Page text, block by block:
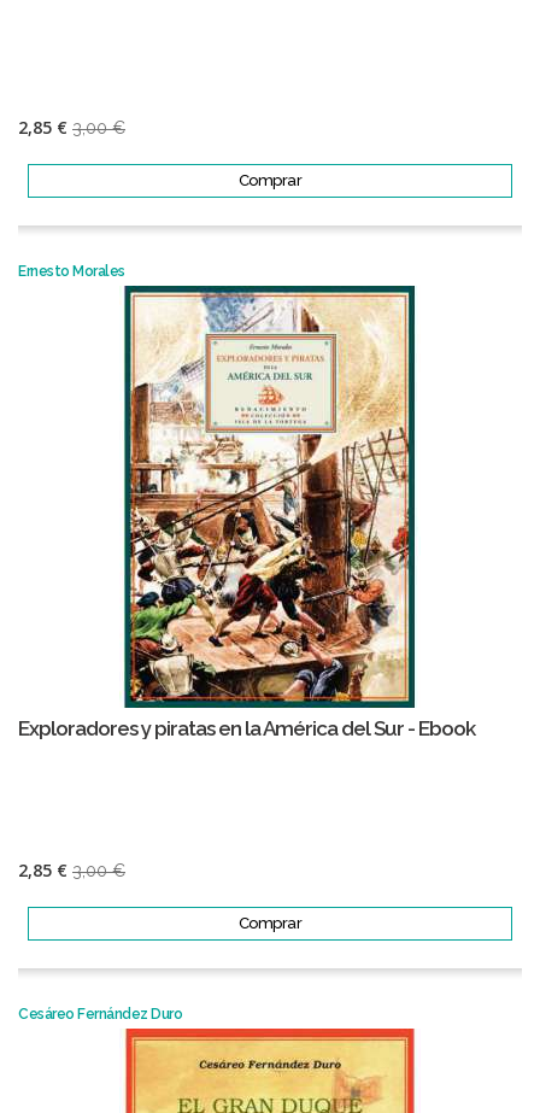
2,85 € 3,00 €
Comprar
Ernesto Morales
Exploradores y piratas en la América del Sur - Ebook
2,85 € 3,00 €
Comprar
Cesáreo Fernández Duro